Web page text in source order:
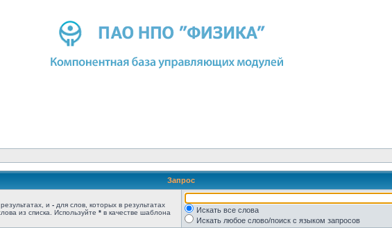
Запрос
и - для слов, которых в результатах
из списка. Используйте * в качестве шаблона
Искать все слова
Искать любое слово/поиск с языком запросов